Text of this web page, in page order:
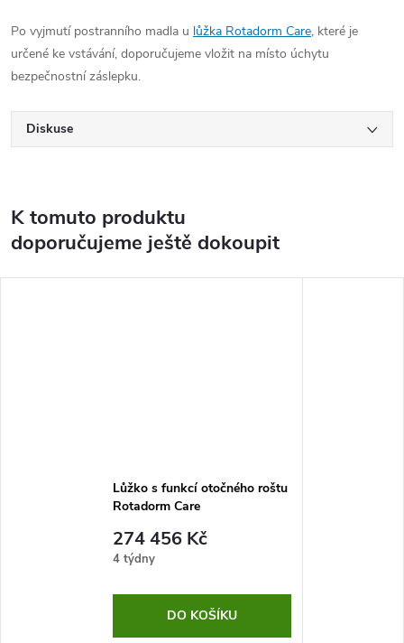
Po vyjmutí postranního madla u lůžka Rotadorm Care, které je
určené ke vstávání, doporučujeme vložit na místo úchytu
bezpečnostní záslepku.
Diskuse
K tomuto produktu
doporučujeme ještě dokoupit
Lůžko s funkcí otočného roštu
Rotadorm Care
274 456 Kč
4 týdny
DO KOŠÍKU